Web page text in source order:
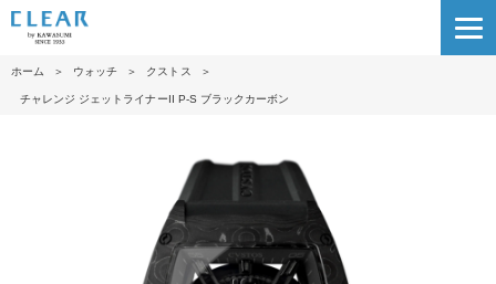
ホーム ＞ ウォッチ ＞ クストス ＞
チャレンジ ジェットライナーII P-S ブラックカーボン